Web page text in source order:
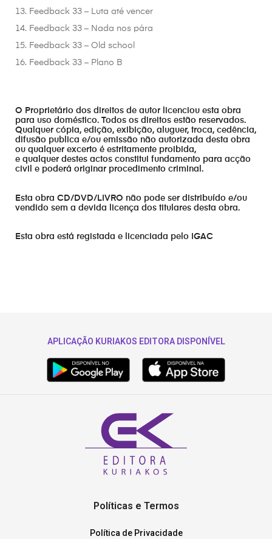
13. Feedback 33 – Luta até vencer
14. Feedback 33 – Nada nos pára
15. Feedback 33 – Old school
16. Feedback 33 – Plano B
O Proprietário dos direitos de autor licenciou esta obra
para uso doméstico. Todos os direitos estão reservados.
Qualquer cópia, edição, exibição, aluguer, troca, cedência,
difusão publica e/ou emissão não autorizada desta obra
ou qualquer excerto é estritamente proibida,
e qualquer destes actos constitui fundamento para acção
civil e poderá originar procedimento criminal.
Esta obra CD/DVD/LIVRO não pode ser distribuído e/ou
vendido sem a devida licença dos titulares desta obra.
Esta obra está registada e licenciada pelo IGAC
APLICAÇÃO KURIAKOS EDITORA DISPONÍVEL
Políticas e Termos
Política de Privacidade